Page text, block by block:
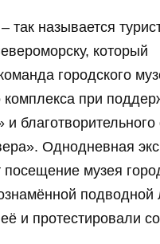
так называется
который
городского
комплекса при
и
Однодневная
посещение музея
подводной
и протестировали